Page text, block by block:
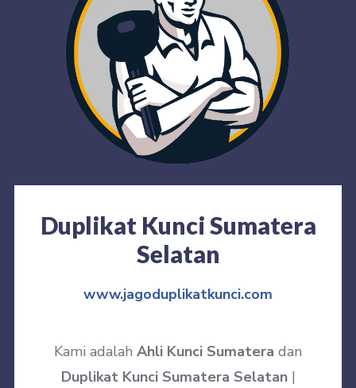
Duplikat Kunci Sumatera
Selatan
www.jagoduplikatkunci.com
Kami adalah Ahli Kunci Sumatera dan
Duplikat Kunci Sumatera Selatan|